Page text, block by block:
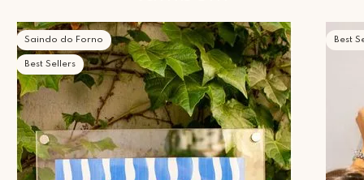
Saindo do Forno
Best Sellers
Best